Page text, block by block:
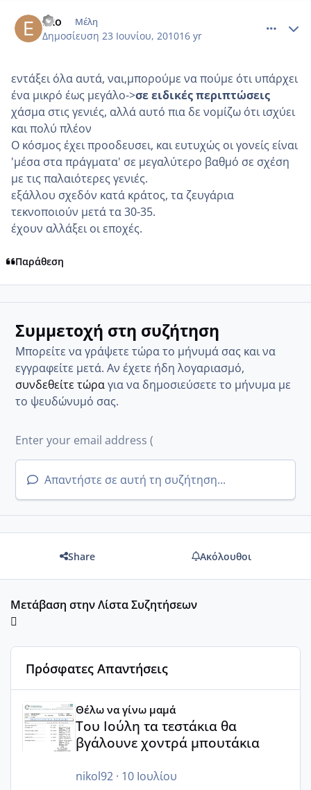
Eko Μέλη
Δημοσίευση 23 Ιουνίου, 201016 yr
εντάξει όλα αυτά, ναι,μπορούμε να πούμε ότι υπάρχει
ένα μικρό έως μεγάλο->σε ειδικές περιπτώσεις
χάσμα στις γενιές, αλλά αυτό πια δε νομίζω ότι ισχύει
και πολύ πλέον
Ο κόσμος έχει προοδευσει, και ευτυχώς οι γονείς είναι
'μέσα στα πράγματα' σε μεγαλύτερο βαθμό σε σχέση
με τις παλαιότερες γενιές.
εξάλλου σχεδόν κατά κράτος, τα ζευγάρια
τεκνοποιούν μετά τα 30-35.
έχουν αλλάξει οι εποχές.
Παράθεση
Συμμετοχή στη συζήτηση
Μπορείτε να γράψετε τώρα το μήνυμά σας και να
εγγραφείτε μετά. Αν έχετε ήδη λογαριασμό,
συνδεθείτε τώραγια να δημοσιεύσετε το μήνυμα με
το ψευδώνυμό σας.
Απαντήστε σε αυτή τη συζήτηση...
Share Ακόλουθοι
Μετάβαση στην Λίστα Συζητήσεων
Πρόσφατες Απαντήσεις
Θέλω να γίνω μαμά
Του Ιούλη τα τεστάκια θα
βγάλουνε χοντρά μπουτάκια
nikol92· 10 Ιουλίου